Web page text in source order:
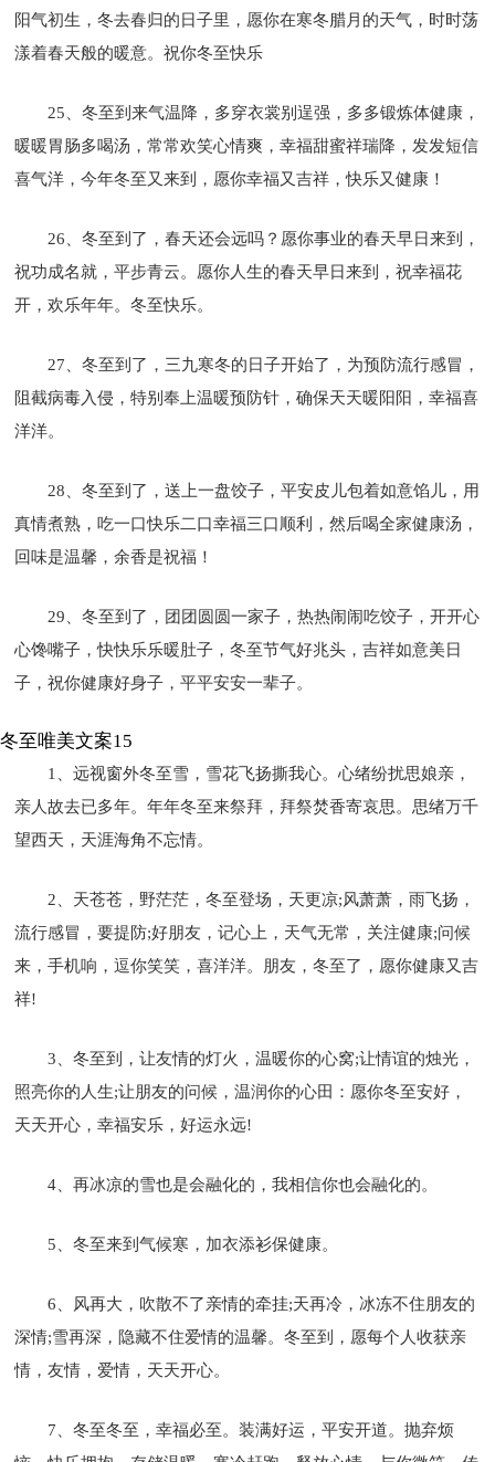
阳气初生，冬去春归的日子里，愿你在寒冬腊月的天气，时时荡
漾着春天般的暖意。祝你冬至快乐
25、冬至到来气温降，多穿衣裳别逞强，多多锻炼体健康，
暖暖胃肠多喝汤，常常欢笑心情爽，幸福甜蜜祥瑞降，发发短信
喜气洋，今年冬至又来到，愿你幸福又吉祥，快乐又健康！
26、冬至到了，春天还会远吗？愿你事业的春天早日来到，
祝功成名就，平步青云。愿你人生的春天早日来到，祝幸福花
开，欢乐年年。冬至快乐。
27、冬至到了，三九寒冬的日子开始了，为预防流行感冒，
阻截病毒入侵，特别奉上温暖预防针，确保天天暖阳阳，幸福喜
洋洋。
28、冬至到了，送上一盘饺子，平安皮儿包着如意馅儿，用
真情煮熟，吃一口快乐二口幸福三口顺利，然后喝全家健康汤，
回味是温馨，余香是祝福！
29、冬至到了，团团圆圆一家子，热热闹闹吃饺子，开开心
心馋嘴子，快快乐乐暖肚子，冬至节气好兆头，吉祥如意美日
子，祝你健康好身子，平平安安一辈子。
冬至唯美文案15
1、远视窗外冬至雪，雪花飞扬撕我心。心绪纷扰思娘亲，
亲人故去已多年。年年冬至来祭拜，拜祭焚香寄哀思。思绪万千
望西天，天涯海角不忘情。
2、天苍苍，野茫茫，冬至登场，天更凉;风萧萧，雨飞扬，
流行感冒，要提防;好朋友，记心上，天气无常，关注健康;问候
来，手机响，逗你笑笑，喜洋洋。朋友，冬至了，愿你健康又吉
祥!
3、冬至到，让友情的灯火，温暖你的心窝;让情谊的烛光，
照亮你的人生;让朋友的问候，温润你的心田：愿你冬至安好，
天天开心，幸福安乐，好运永远!
4、再冰凉的雪也是会融化的，我相信你也会融化的。
5、冬至来到气候寒，加衣添衫保健康。
6、风再大，吹散不了亲情的牵挂;天再冷，冰冻不住朋友的
深情;雪再深，隐藏不住爱情的温馨。冬至到，愿每个人收获亲
情，友情，爱情，天天开心。
7、冬至冬至，幸福必至。装满好运，平安开道。抛弃烦